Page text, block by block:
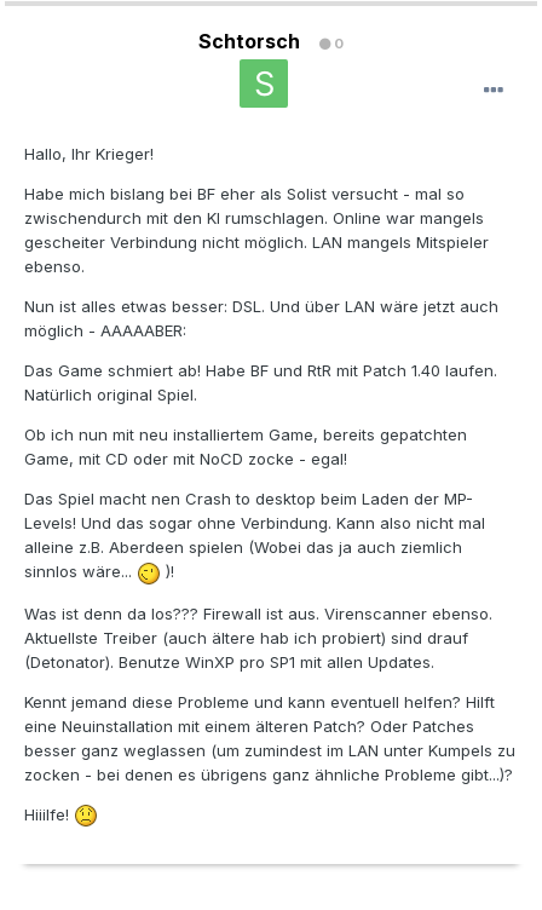
Schtorsch 0
Hallo, Ihr Krieger!
Habe mich bislang bei BF eher als Solist versucht - mal so
zwischendurch mit den KI rumschlagen. Online war mangels
gescheiter Verbindung nicht möglich. LAN mangels Mitspieler
ebenso.
Nun ist alles etwas besser: DSL. Und über LAN wäre jetzt auch
möglich - AAAAABER:
Das Game schmiert ab! Habe BF und RtR mit Patch 1.40 laufen.
Natürlich original Spiel.
Ob ich nun mit neu installiertem Game, bereits gepatchten
Game, mit CD oder mit NoCD zocke - egal!
Das Spiel macht nen Crash to desktop beim Laden der MP-
Levels! Und das sogar ohne Verbindung. Kann also nicht mal
alleine z.B. Aberdeen spielen (Wobei das ja auch ziemlich
sinnlos wäre...
)!
Was ist denn da los??? Firewall ist aus. Virenscanner ebenso.
Aktuellste Treiber (auch ältere hab ich probiert) sind drauf
(Detonator). Benutze WinXP pro SP1 mit allen Updates.
Kennt jemand diese Probleme und kann eventuell helfen? Hilft
eine Neuinstallation mit einem älteren Patch? Oder Patches
besser ganz weglassen (um zumindest im LAN unter Kumpels zu
zocken - bei denen es übrigens ganz ähnliche Probleme gibt...)?
Hiiilfe!